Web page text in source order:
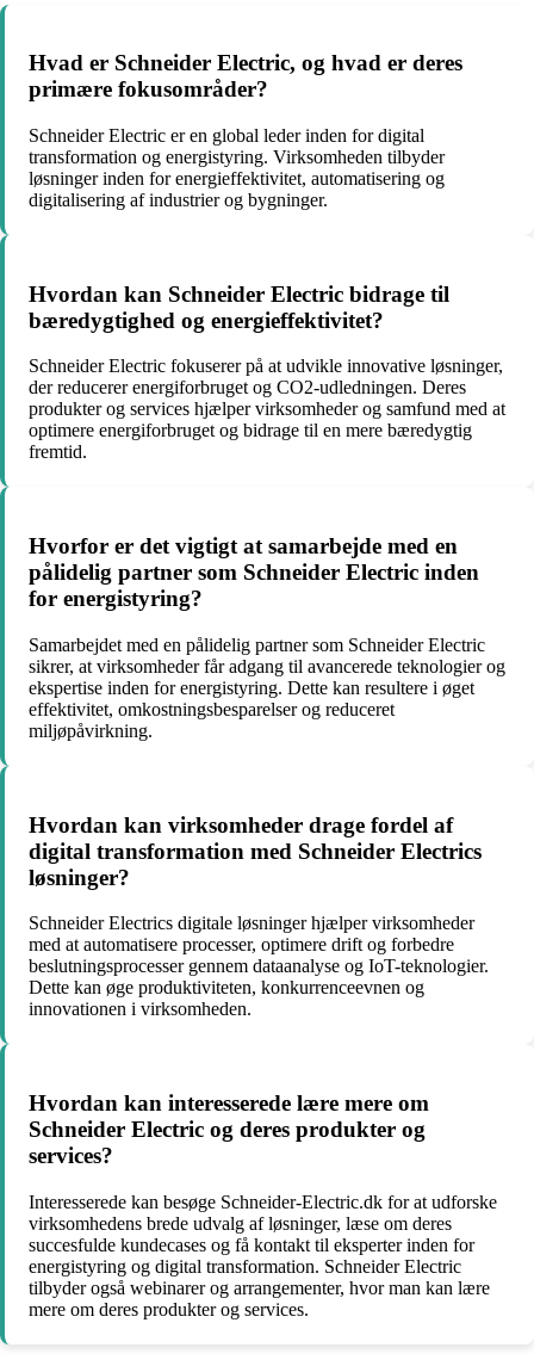
Hvad er Schneider Electric, og hvad er deres
primære fokusområder?
Schneider Electric er en global leder inden for digital
transformation og energistyring. Virksomheden tilbyder
løsninger inden for energieffektivitet, automatisering og
digitalisering af industrier og bygninger.
Hvordan kan Schneider Electric bidrage til
bæredygtighed og energieffektivitet?
Schneider Electric fokuserer på at udvikle innovative løsninger,
der reducerer energiforbruget og CO2-udledningen. Deres
produkter og services hjælper virksomheder og samfund med at
optimere energiforbruget og bidrage til en mere bæredygtig
fremtid.
Hvorfor er det vigtigt at samarbejde med en
pålidelig partner som Schneider Electric inden
for energistyring?
Samarbejdet med en pålidelig partner som Schneider Electric
sikrer, at virksomheder får adgang til avancerede teknologier og
ekspertise inden for energistyring. Dette kan resultere i øget
effektivitet, omkostningsbesparelser og reduceret
miljøpåvirkning.
Hvordan kan virksomheder drage fordel af
digital transformation med Schneider Electrics
løsninger?
Schneider Electrics digitale løsninger hjælper virksomheder
med at automatisere processer, optimere drift og forbedre
beslutningsprocesser gennem dataanalyse og IoT-teknologier.
Dette kan øge produktiviteten, konkurrenceevnen og
innovationen i virksomheden.
Hvordan kan interesserede lære mere om
Schneider Electric og deres produkter og
services?
Interesserede kan besøge Schneider-Electric.dk for at udforske
virksomhedens brede udvalg af løsninger, læse om deres
succesfulde kundecases og få kontakt til eksperter inden for
energistyring og digital transformation. Schneider Electric
tilbyder også webinarer og arrangementer, hvor man kan lære
mere om deres produkter og services.